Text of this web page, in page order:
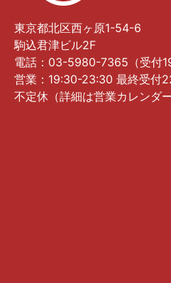
東京都北区西ヶ原1-54-6
駒込君津ビル2F
電話：03-5980-7365（受付
営業：19:30-23:30 最終受付
不定休（詳細は営業カレンダ